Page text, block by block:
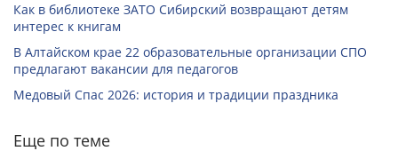
Как в библиотеке ЗАТО Сибирский возвращают детям
интерес к книгам
В Алтайском крае 22 образовательные организации СПО
предлагают вакансии для педагогов
Медовый Спас 2026: история и традиции праздника
Еще по теме